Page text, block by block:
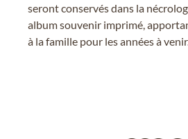
seront conservés dans la
album souvenir imprimé,
à la famille pour les années à venir.